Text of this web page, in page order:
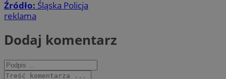
Źródło: Śląska Policja
reklama
Dodaj komentarz